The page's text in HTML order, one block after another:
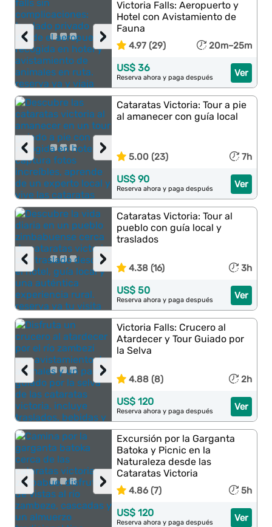
›
‹
Victoria Falls: Aeropuerto y
Hotel con Avistamiento de
Fauna
4.97 (29) 20m–25m
Ver
US$ 36
Reserva ahora y paga después
›
‹
Cataratas Victoria: Tour a pie
al amanecer con guía local
5.00 (23) 7h
Ver
US$ 90
Reserva ahora y paga después
›
‹
Cataratas Victoria: Tour al
pueblo con guía local y
traslados
4.38 (16) 3h
Ver
US$ 50
Reserva ahora y paga después
›
‹
Victoria Falls: Crucero al
Atardecer y Tour Guiado por
la Selva
4.88 (8) 2h
Ver
US$ 120
Reserva ahora y paga después
›
‹
Excursión por la Garganta
Batoka y Picnic en la
Naturaleza desde las
Cataratas Victoria
4.86 (7) 5h
Ver
US$ 120
Reserva ahora y paga después